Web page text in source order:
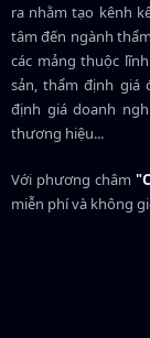
ra nhằm tạo kênh
tâm đến ngành
các mảng thuộc
sản, thẩm định giá
định giá doanh
thương hiệu...
Với phương châm
miễn phí và không